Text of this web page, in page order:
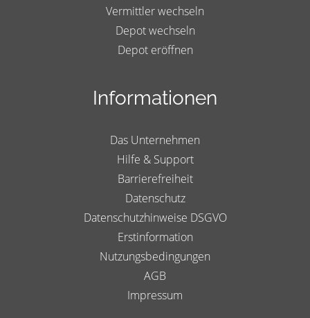
Vermittler wechseln
Depot wechseln
Depot eröffnen
Informationen
Das Unternehmen
Hilfe & Support
Barrierefreiheit
Datenschutz
Datenschutzhinweise DSGVO
Erstinformation
Nutzungsbedingungen
AGB
Impressum